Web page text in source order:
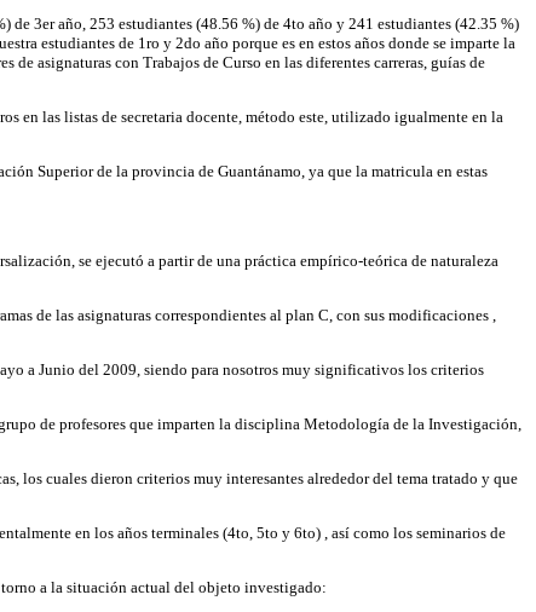
3er año, 253 estudiantes (48.56 %) de 4to año y 241 estudiantes (42.35 %)
estudiantes de 1ro y 2do año porque es en estos años donde se imparte la
asignaturas con Trabajos de Curso en las diferentes carreras, guías de
en las listas de secretaria docente, método este, utilizado igualmente en la
Superior de la provincia de Guantánamo, ya que la matricula en estas
se ejecutó a partir de una práctica empírico-teórica de naturaleza
de las asignaturas correspondientes al plan C, con sus modificaciones ,
a Junio del 2009, siendo para nosotros muy significativos los criterios
de profesores que imparten la disciplina Metodología de la Investigación,
los cuales dieron criterios muy interesantes alrededor del tema tratado y que
en los años terminales (4to, 5to y 6to) , así como los seminarios de
a la situación actual del objeto investigado: